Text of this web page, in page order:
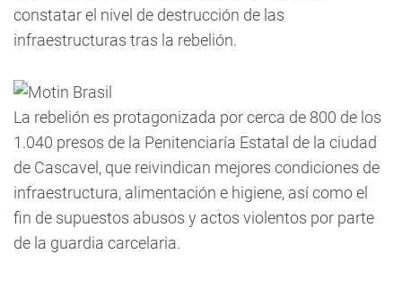
constatar el nivel de destrucción de las
infraestructuras tras la rebelión.
La rebelión es protagonizada por cerca de 800 de los
1.040 presos de la Penitenciaría Estatal de la ciudad
de Cascavel, que reivindican mejores condiciones de
infraestructura, alimentación e higiene, así como el
fin de supuestos abusos y actos violentos por parte
de la guardia carcelaria.